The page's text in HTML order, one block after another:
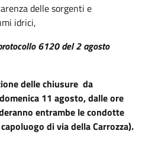
delle sorgenti e
idrici,
protocollo 6120 del 2 agosto
delle chiusure da
11 agosto, dalle ore
entrambe le condotte
di via della Carrozza).